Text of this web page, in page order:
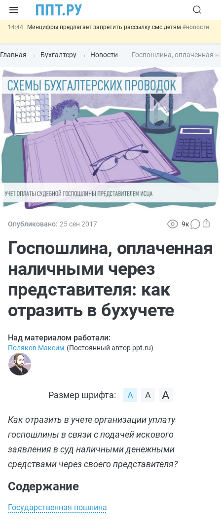
14:44 Минцифры предлагает запретить рассылку смс детям #новости
14:02 Основания для выдворения иностранцев из России стало
больше
#новости
для обучения ИИ#новости
12:42 Губернаторам дадут право вводить разрешительный учёт
иностранцев#новости
11:31
Важно
Разработают единые критерии трудовых и ГПХ-
отношений#новости
Главная Бухгалтеру Новости Госпошлина, оплаченная
Опубликовано: 25 сен 2017 9к
Госпошлина, оплаченная
наличными через
представителя: как
отразить в бухучете
Над материалом работали:
Поляков Максим (Постоянный автор ppt.ru)
Размер шрифта:
Как отразить в учете организации уплату
госпошлины в связи с подачей искового
заявления в суд наличными денежными
средствами через своего представителя?
Содержание
Государственная пошлина